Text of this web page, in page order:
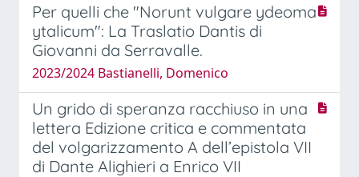
Per quelli che "Norunt vulgare ydeoma
ytalicum": La Traslatio Dantis di
Giovanni da Serravalle.
2023/2024 Bastianelli, Domenico
Un grido di speranza racchiuso in una
lettera Edizione critica e commentata
del volgarizzamento A dell’epistola VII
di Dante Alighieri a Enrico VII